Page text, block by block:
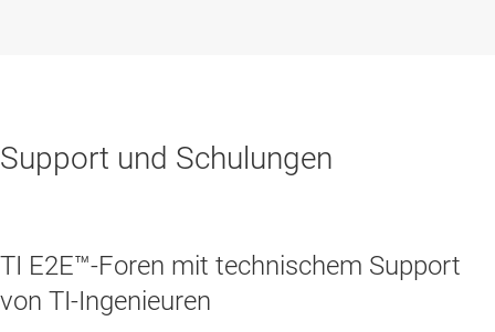
Support und Schulungen
TI E2E™-Foren mit technischem Support
von TI-Ingenieuren